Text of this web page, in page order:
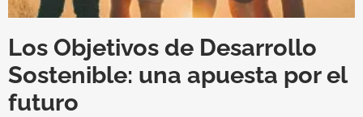
Los Objetivos de Desarrollo
Sostenible: una apuesta por el
futuro